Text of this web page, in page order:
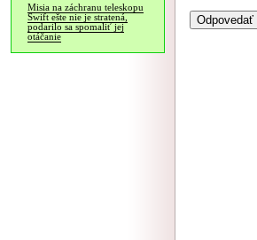
Misia na záchranu teleskopu
Swift ešte nie je stratená,
podarilo sa spomaliť jej
otáčanie